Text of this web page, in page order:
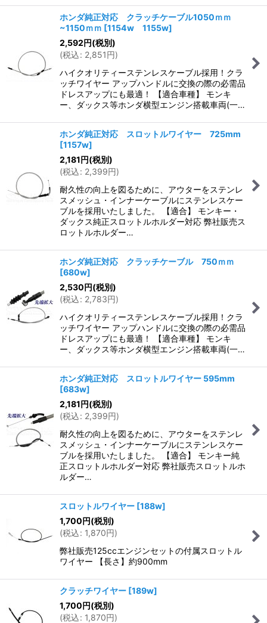
ホンダ純正対応 クラッチケーブル1050ｍｍ
~1150ｍｍ [1154w 1155w]
2,592円(税別)
(税込: 2,851円)
ハイクオリティーステンレスケーブル採用！クラ
ッチワイヤー アップハンドルに交換の際の必需品
ドレスアップにも最適！ 【適合車種】 モンキ
ー、ダックス等ホンダ横型エンジン搭載車両(一…
ホンダ純正対応 スロットルワイヤー 725mm
[1157w]
2,181円(税別)
(税込: 2,399円)
耐久性の向上を図るために、アウターをステンレ
スメッシュ・インナーケーブルにステンレスケー
ブルを採用いたしました。 【適合】 モンキー・
ダックス純正スロットルホルダー対応 弊社販売ス
ロットルホルダー…
ホンダ純正対応 クラッチケーブル 750ｍｍ
[680w]
2,530円(税別)
(税込: 2,783円)
ハイクオリティーステンレスケーブル採用！クラ
ッチワイヤー アップハンドルに交換の際の必需品
ドレスアップにも最適！ 【適合車種】 モンキ
ー、ダックス等ホンダ横型エンジン搭載車両(一…
ホンダ純正対応 スロットルワイヤー 595mm
[683w]
2,181円(税別)
(税込: 2,399円)
耐久性の向上を図るために、アウターをステンレ
スメッシュ・インナーケーブルにステンレスケー
ブルを採用いたしました。 【適合】 モンキー純
正スロットルホルダー対応 弊社販売スロットルホ
ルダー…
スロットルワイヤー [188w]
1,700円(税別)
(税込: 1,870円)
弊社販売125ccエンジンセットの付属スロットル
ワイヤー 【長さ】約900mm
クラッチワイヤー [189w]
1,700円(税別)
(税込: 1,870円)